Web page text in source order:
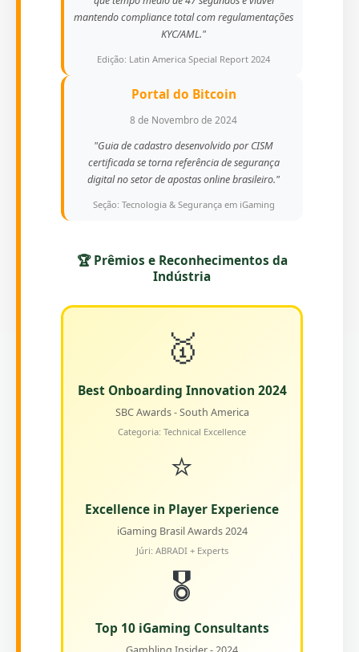
mantendo compliance total com regulamentações
KYC/AML."
Edição: Latin America Special Report 2024
Portal do Bitcoin
8 de Novembro de 2024
"Guia de cadastro desenvolvido por CISM
certificada se torna referência de segurança
digital no setor de apostas online brasileiro."
Seção: Tecnologia & Segurança em iGaming
🏆 Prêmios e Reconhecimentos da
Indústria
🥇
Best Onboarding Innovation 2024
SBC Awards - South America
Categoria: Technical Excellence
⭐
Excellence in Player Experience
iGaming Brasil Awards 2024
Júri: ABRADI + Experts
🎖️
Top 10 iGaming Consultants